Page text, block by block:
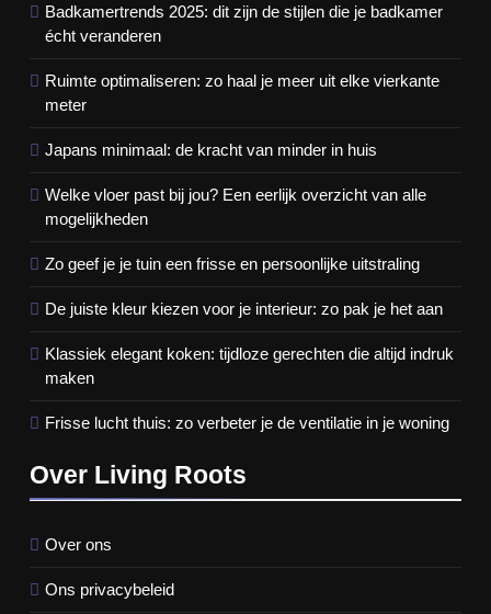
Badkamertrends 2025: dit zijn de stijlen die je badkamer
écht veranderen
Ruimte optimaliseren: zo haal je meer uit elke vierkante
meter
Japans minimaal: de kracht van minder in huis
Welke vloer past bij jou? Een eerlijk overzicht van alle
mogelijkheden
Zo geef je je tuin een frisse en persoonlijke uitstraling
De juiste kleur kiezen voor je interieur: zo pak je het aan
Klassiek elegant koken: tijdloze gerechten die altijd indruk
maken
Frisse lucht thuis: zo verbeter je de ventilatie in je woning
Over Living Roots
Over ons
Ons privacybeleid